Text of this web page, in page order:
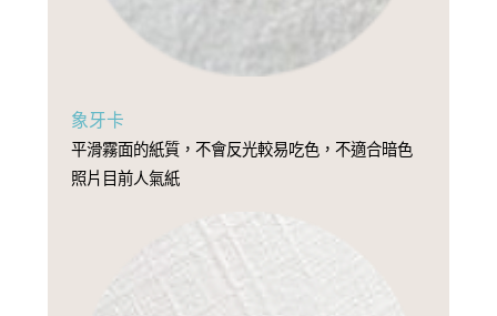
象牙卡
平滑霧面的紙質，不會反光較易吃色，不適合暗色
照片目前人氣紙